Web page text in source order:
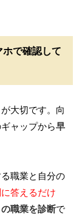
で確認して
大切です。向
ャップから早
職業と自分の
答えるだけ
職業を診断で